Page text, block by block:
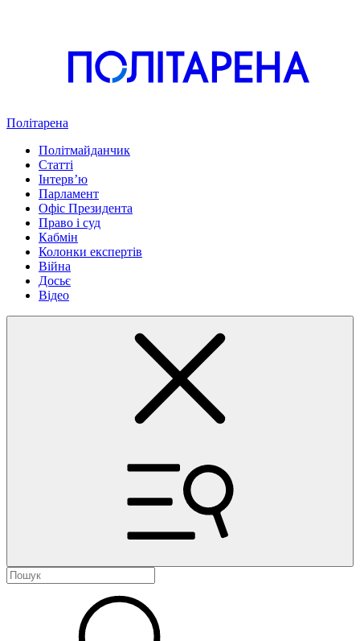
Політарена
Політмайданчик
Статті
Інтервʼю
Парламент
Офіс Президента
Право і суд
Кабмін
Колонки експертів
Війна
Досьє
Відео